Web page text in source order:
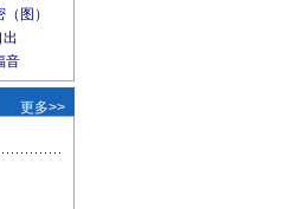
图）
出
音
更多>>